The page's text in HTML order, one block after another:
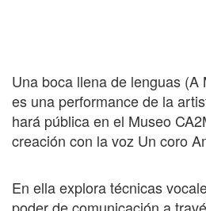
Una boca llena de lenguas (A
es una performance de la
hará pública en el Museo
creación con la voz Un coro
En ella explora técnicas